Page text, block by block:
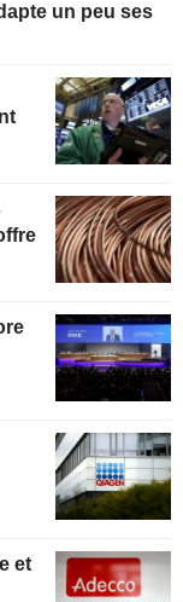
un peu ses